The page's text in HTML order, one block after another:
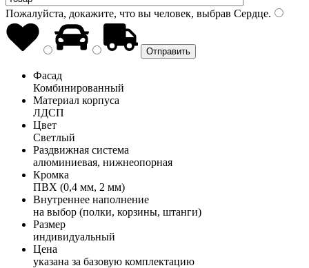
Пожалуйста, докажите, что вы человек, выбрав Сердце.
Фасад
Комбинированный
Материал корпуса
ЛДСП
Цвет
Светлый
Раздвижная система
алюминиевая, нижнеопорная
Кромка
ПВХ (0,4 мм, 2 мм)
Внутреннее наполнение
на выбор (полки, корзины, штанги)
Размер
индивидуальный
Цена
указана за базовую комплектацию